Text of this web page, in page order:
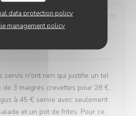
data protection policy
management policy
3
servis n'ont rien qui justifie un tel
de 3 maigres crevettes pour 28 €,
à 45 € servie avec seulement
et un pot de frites. Pour ce